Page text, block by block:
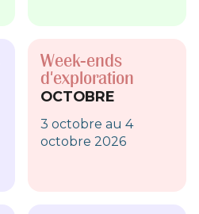
Week-ends
d'exploration
OCTOBRE
3 octobre au 4
octobre 2026